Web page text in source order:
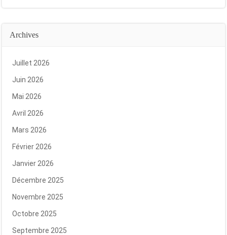
Archives
Juillet 2026
Juin 2026
Mai 2026
Avril 2026
Mars 2026
Février 2026
Janvier 2026
Décembre 2025
Novembre 2025
Octobre 2025
Septembre 2025